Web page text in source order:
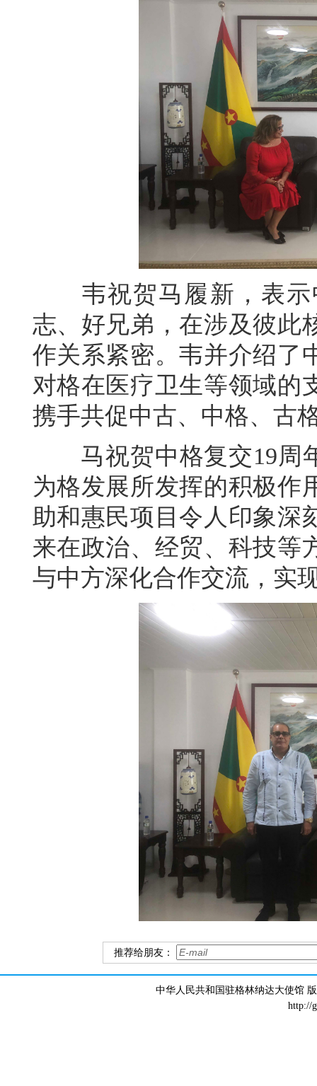
韦祝贺马履新，表示
志、好兄弟，在涉及彼此
作关系紧密。韦并介绍了
对格在医疗卫生等领域的
携手共促中古、中格、古
马祝贺中格复交19周年
为格发展所发挥的积极作
助和惠民项目令人印象深
来在政治、经贸、科技等
与中方深化合作交流，实
推荐给朋友：
中华人民共和国驻格林纳达大使馆
http://